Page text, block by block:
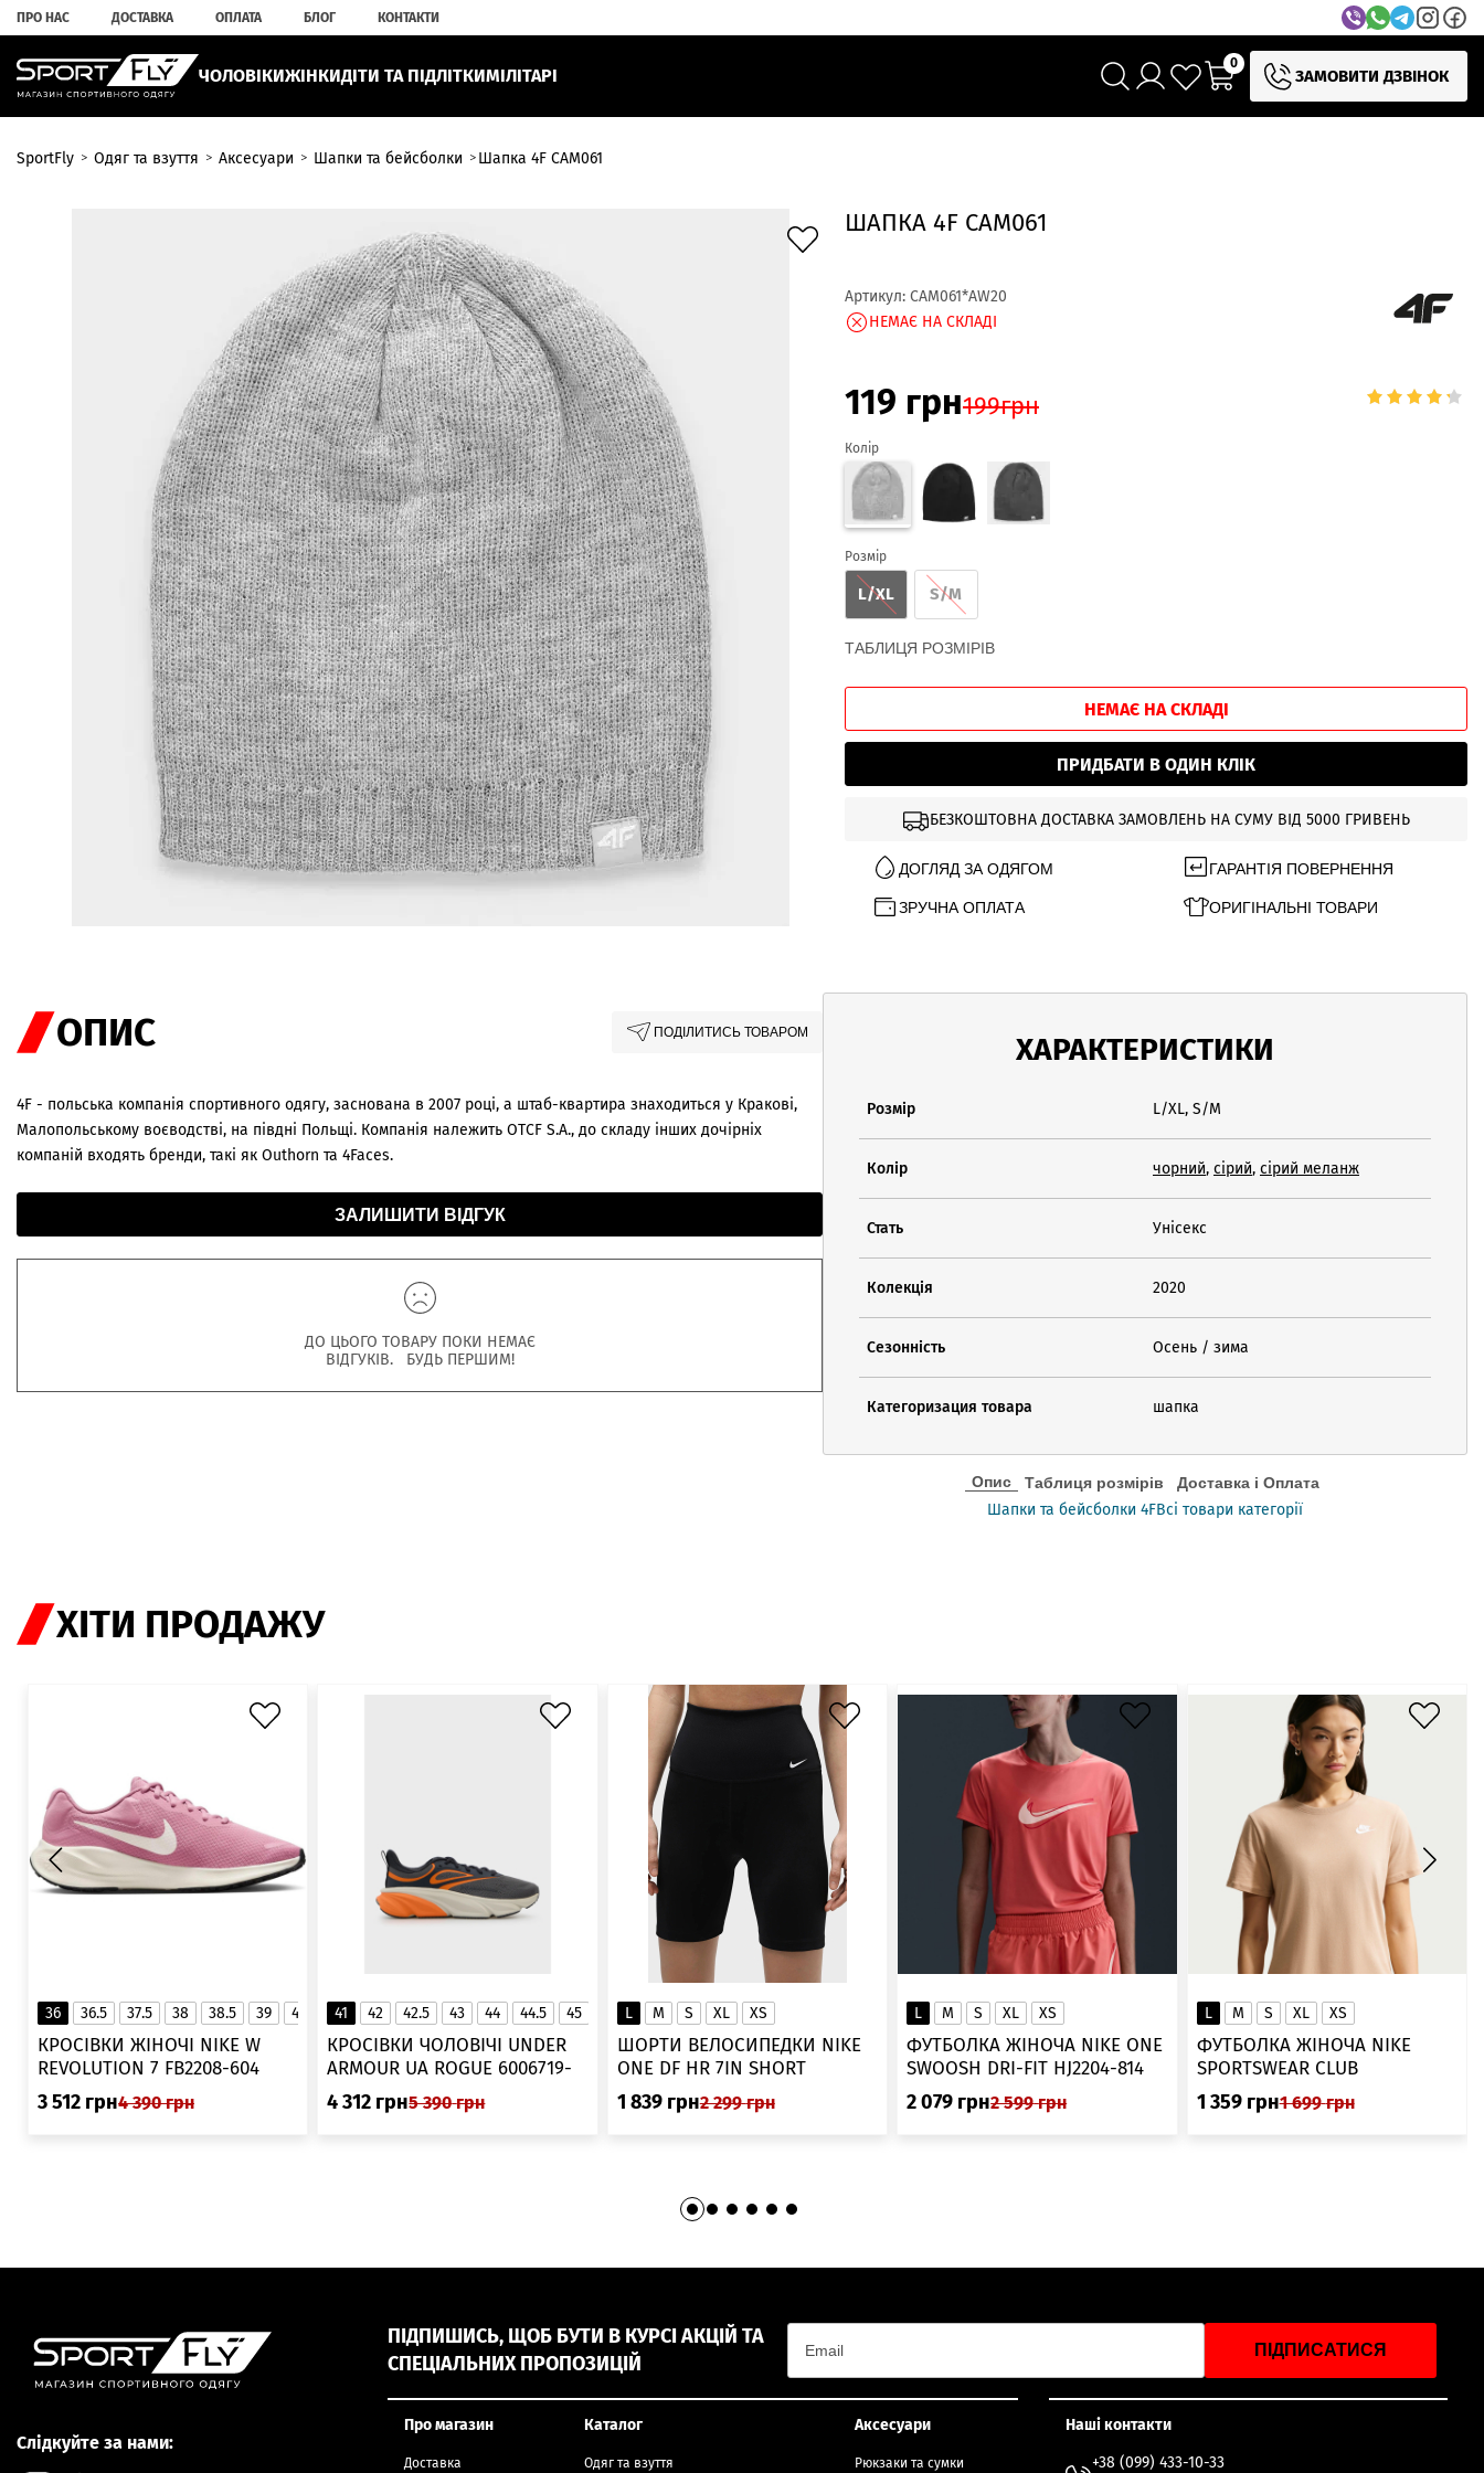
ПРО НАС ДОСТАВКА ОПЛАТА БЛОГ КОНТАКТИ
ЧОЛОВІКИЖІНКИДІТИ ТА ПІДЛІТКИМІЛІТАРІ
0
ЗАМОВИТИ ДЗВІНОК
SportFly Одяг та взуття Аксесуари Шапки та бейсболки Шапка 4F CAM061
ШАПКА 4F CAM061
Артикул: CAM061*AW20
НЕМАЄ НА СКЛАДІ
119 грн199грн
Колір
Розмір
L/XL S/M
ТАБЛИЦЯ РОЗМІРІВ
НЕМАЄ НА СКЛАДІ
ПРИДБАТИ В ОДИН КЛІК
БЕЗКОШТОВНА ДОСТАВКА ЗАМОВЛЕНЬ НА СУМУ ВІД 5000 ГРИВЕНЬ
ДОГЛЯД ЗА ОДЯГОМ ГАРАНТІЯ ПОВЕРНЕННЯ
ЗРУЧНА ОПЛАТА ОРИГІНАЛЬНІ ТОВАРИ
ОПИС ПОДІЛИТИСЬ ТОВАРОМ
4F - польська компанія спортивного одягу, заснована в 2007 році, а штаб-квартира знаходиться у Кракові,
Малопольському воєводстві, на півдні Польщі. Компанія належить OTCF S.A., до складу інших дочірніх
компаній входять бренди, такі як Outhorn та 4Faces.
ЗАЛИШИТИ ВІДГУК
ДО ЦЬОГО ТОВАРУ ПОКИ НЕМАЄ
ВІДГУКІВ. БУДЬ ПЕРШИМ!
ХАРАКТЕРИСТИКИ
Розмір L/XL, S/M
Колір чорний, сірий, сірий меланж
Стать Унісекс
Колекція 2020
Сезонність Осень / зима
Категоризация товара шапка
Опис Таблиця розмірів Доставка і Оплата
Шапки та бейсболки 4FВсі товари категорії
ХІТИ ПРОДАЖУ
36 36.5 37.5 38 38.5 39 40 40.5
41
▲
КРОСІВКИ ЖІНОЧІ NIKE W
REVOLUTION 7 FB2208-604
3 512 грн4 390 грн
41 42 42.5 43 44 44.5 45 45.5
46
▲
КРОСІВКИ ЧОЛОВІЧІ UNDER
ARMOUR UA ROGUE 6006719-
025
4 312 грн5 390 грн
L M S XL XS
ШОРТИ ВЕЛОСИПЕДКИ NIKE
ONE DF HR 7IN SHORT
DV9022-010
1 839 грн2 299 грн
L M S XL XS
ФУТБОЛКА ЖІНОЧА NIKE ONE
SWOOSH DRI-FIT HJ2204-814
2 079 грн2 599 грн
L M S XL XS
ФУТБОЛКА ЖІНОЧА NIKE
SPORTSWEAR CLUB
ESSENTIALS DX7902-286
1 359 грн1 699 грн
Слідкуйте за нами:
ПІДПИШИСЬ, ЩОБ БУТИ В КУРСІ АКЦІЙ ТА
СПЕЦІАЛЬНИХ ПРОПОЗИЦІЙ
ПІДПИСАТИСЯ
Про магазин
Доставка
Каталог
Одяг та взуття
Аксесуари
Рюкзаки та сумки
Наші контакти
+38 (099) 433-10-33